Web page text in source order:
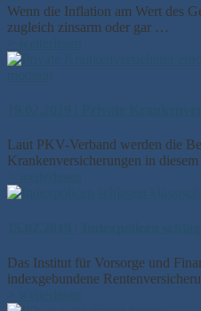
Wenn die Inflation am Wert des
zugleich zinsarm oder gar …
Laut PKV-Verband werden die
Krankenversicherungen in
Das Institut für Vorsorge und
indexgebundene